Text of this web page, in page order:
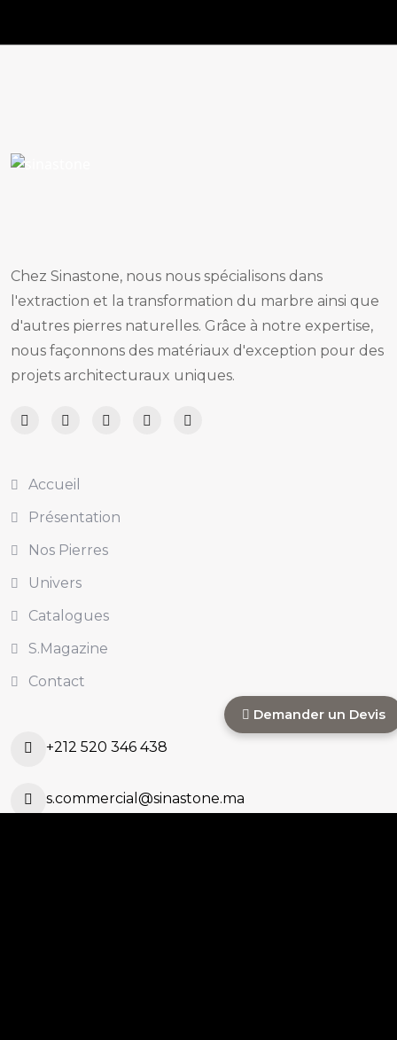
Chez Sinastone, nous nous spécialisons dans
l'extraction et la transformation du marbre ainsi que
d'autres pierres naturelles. Grâce à notre expertise,
nous façonnons des matériaux d'exception pour des
projets architecturaux uniques.
Accueil
Présentation
Nos Pierres
Univers
Catalogues
S.Magazine
Contact
+212 520 346 438
s.commercial@sinastone.ma
Demander un Devis